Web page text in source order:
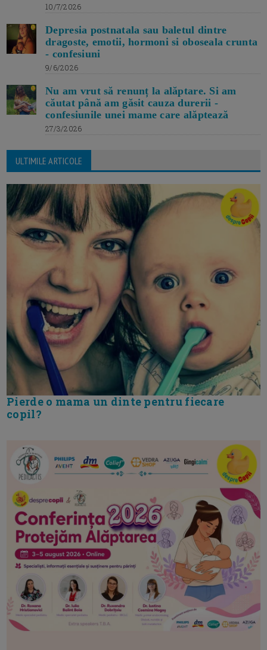
10/7/2026
Depresia postnatala sau baletul dintre
dragoste, emotii, hormoni si oboseala crunta
- confesiuni
9/6/2026
Nu am vrut să renunț la alăptare. Si am
căutat până am găsit cauza durerii -
confesiunile unei mame care alăptează
27/3/2026
ULTIMILE ARTICOLE
Pierde o mama un dinte pentru fiecare
copil?